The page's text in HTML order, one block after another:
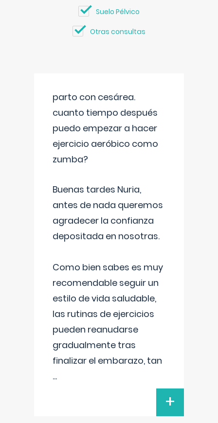
Suelo Pélvico
Otras consultas
parto con cesárea.
cuanto tiempo después
puedo empezar a hacer
ejercicio aeróbico como
zumba?
Buenas tardes Nuria,
antes de nada queremos
agradecer la confianza
depositada en nosotras.
Como bien sabes es muy
recomendable seguir un
estilo de vida saludable,
las rutinas de ejercicios
pueden reanudarse
gradualmente tras
finalizar el embarazo, tan
...
+